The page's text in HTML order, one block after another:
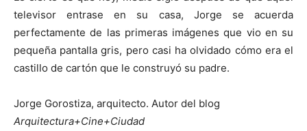
televisor entrase en su casa, Jorge se acuerda
perfectamente de las primeras imágenes que vio en su
pequeña pantalla gris, pero casi ha olvidado cómo era el
castillo de cartón que le construyó su padre.
Jorge Gorostiza, arquitecto. Autor del blog
Arquitectura+Cine+Ciudad